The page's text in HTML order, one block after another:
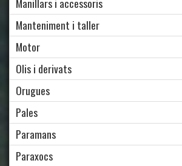
Manteniment i taller
Motor
Olis i derivats
Orugues
Pales
Paramans
Paraxocs